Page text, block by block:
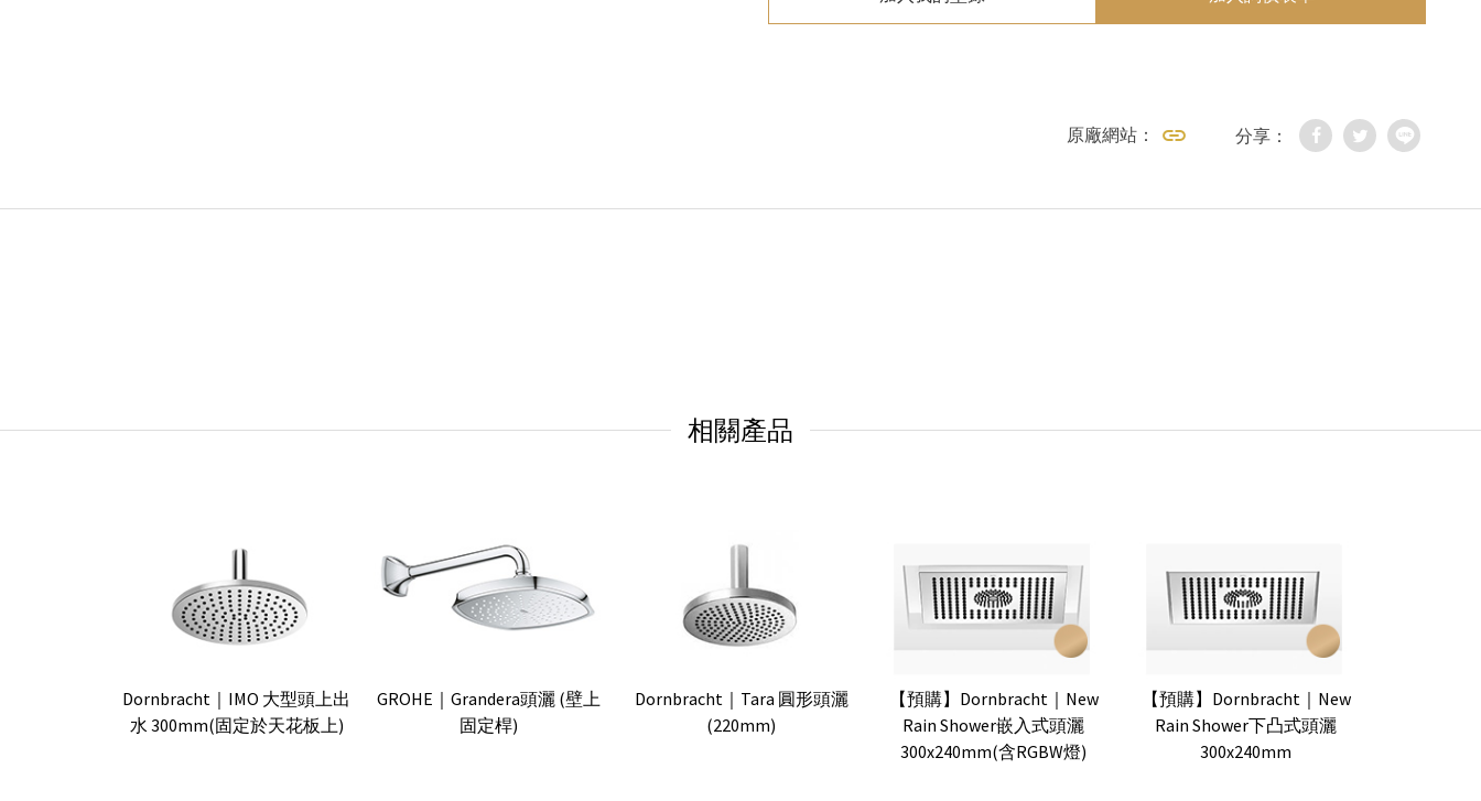
原廠網站： 分享：
相關產品
Dornbracht｜IMO 大型頭上出
水 300mm(固定於天花板上)
GROHE｜Grandera頭灑 (壁上
固定桿)
Dornbracht｜Tara 圓形頭灑
(220mm)
【預購】Dornbracht｜New
Rain Shower嵌入式頭灑
300x240mm(含RGBW燈)
【預購】Dornbracht｜New
Rain Shower下凸式頭灑
300x240mm